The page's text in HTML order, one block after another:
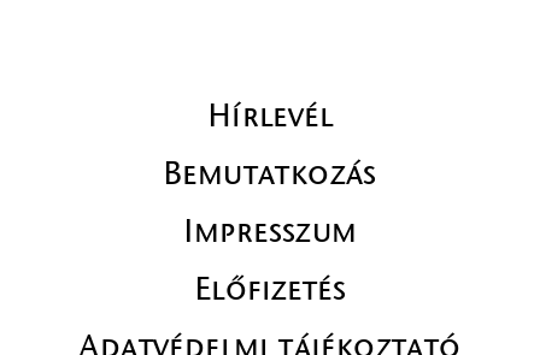
Hírlevél
Bemutatkozás
Impresszum
Előfizetés
Adatvédelmi tájékoztató